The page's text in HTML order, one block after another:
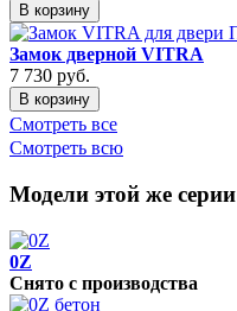
В корзину
Замок дверной VITRA
7 730 руб.
В корзину
Смотреть все
Смотреть всю
Модели этой же серии
0Z
Снято с производства